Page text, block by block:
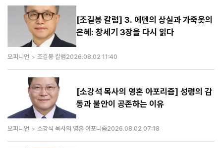
[조길봉 칼럼] 3. 에덴의 상실과 가죽옷의
은혜: 창세기 3장을 다시 읽다
오피니언 조길봉 칼럼2026.08.02 11:40
[소강석 목사의 영혼 아포리즘] 성령의 감
동과 불안이 공존하는 이유
오피니언 소강석 목사의 영혼 아포니즘2026.08.02 07:18